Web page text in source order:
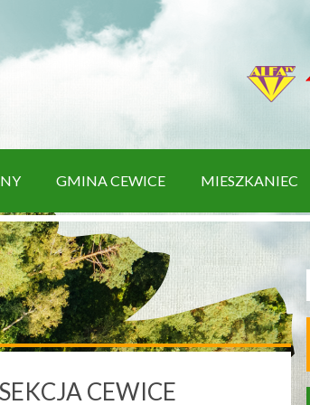
GMINA CEWICE MIESZKANIEC
CEWICE